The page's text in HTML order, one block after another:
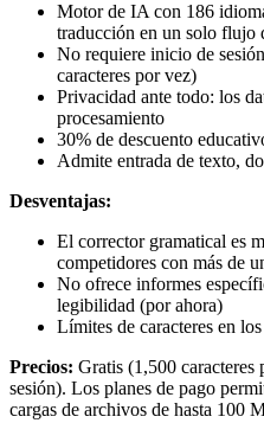
Motor de IA con 186
traducción en un solo flujo
No requiere inicio de
caracteres por vez)
Privacidad ante todo: los
procesamiento
30% de descuento
Admite entrada de texto,
Desventajas:
El corrector gramatical es
competidores con más de
No ofrece informes
legibilidad (por ahora)
Límites de caracteres en
Precios: Gratis (1,500 caracteres
sesión). Los planes de pago
cargas de archivos de hasta 100